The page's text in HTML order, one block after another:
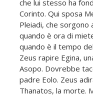
che lui stesso ha
Corinto. Qui sposa
Pleiadi, che sorgono
quando è ora di
quando è il tempo
Zeus rapire Egina,
Asopo. Dovrebbe
padre Eolo. Zeus
Thanatos, la morte.